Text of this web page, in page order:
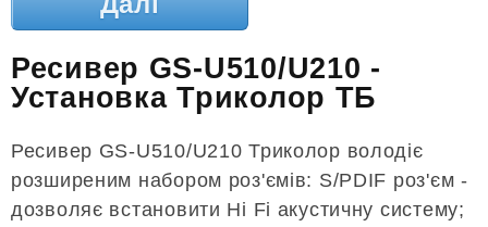
Ресивер GS-U510/U210 -
Установка Триколор ТБ
Ресивер GS-U510/U210 Триколор володіє
розширеним набором роз'ємів: S/PDIF роз'єм -
дозволяє встановити Hi Fi акустичну систему;